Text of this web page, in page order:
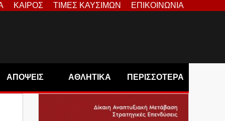
ΚΑΙΡΟΣ ΤΙΜΕΣ ΚΑΥΣΙΜΩΝ ΕΠΙΚΟΙΝΩΝΙΑ
ΑΠΟΨΕΙΣ ΑΘΛΗΤΙΚΑ ΠΕΡΙΣΣΟΤΕΡΑ